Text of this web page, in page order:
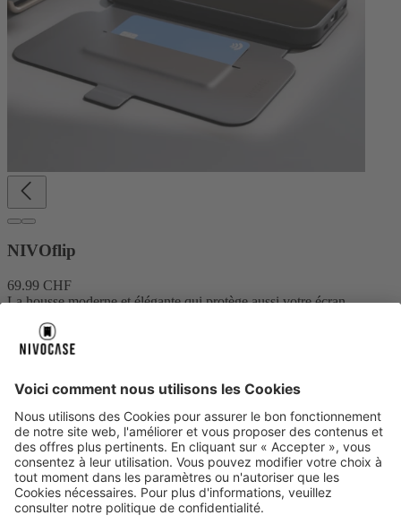
NIVOflip
69.99 CHF
La housse moderne et élégante qui protège aussi votre écran.
Créer votre design
Notre histoire NIVOCASE Laboratoire de test Contactez-nous
Paiement sécurisé
Paiement sécurisé
Centre d’aide Centre d’aide
Moyens de paiement Informations de livraison Tous les thèmes
d’aide